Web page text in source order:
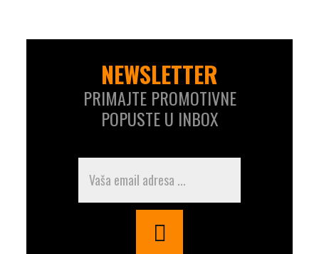
NEWSLETTER
PRIMAJTE PROMOTIVNE
POPUSTE U INBOX